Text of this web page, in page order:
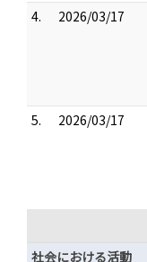
4. 2026/03/17
5. 2026/03/17
社会における活動